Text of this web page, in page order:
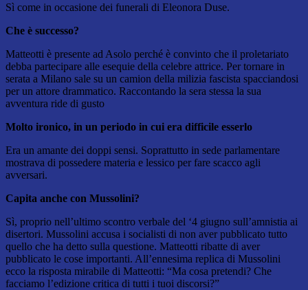
Sì come in occasione dei funerali di Eleonora Duse.
Che è successo?
Matteotti è presente ad Asolo perché è convinto che il proletariato
debba partecipare alle esequie della celebre attrice. Per tornare in
serata a Milano sale su un camion della milizia fascista spacciandosi
per un attore drammatico. Raccontando la sera stessa la sua
avventura ride di gusto
Molto ironico, in un periodo in cui era difficile esserlo
Era un amante dei doppi sensi. Soprattutto in sede parlamentare
mostrava di possedere materia e lessico per fare scacco agli
avversari.
Capita anche con Mussolini?
Sì, proprio nell’ultimo scontro verbale del ‘4 giugno sull’amnistia ai
disertori. Mussolini accusa i socialisti di non aver pubblicato tutto
quello che ha detto sulla questione. Matteotti ribatte di aver
pubblicato le cose importanti. All’ennesima replica di Mussolini
ecco la risposta mirabile di Matteotti: “Ma cosa pretendi? Che
facciamo l’edizione critica di tutti i tuoi discorsi?”